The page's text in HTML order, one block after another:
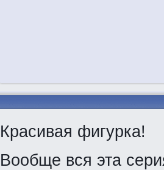
Красивая фигурка!
Вообще вся эта